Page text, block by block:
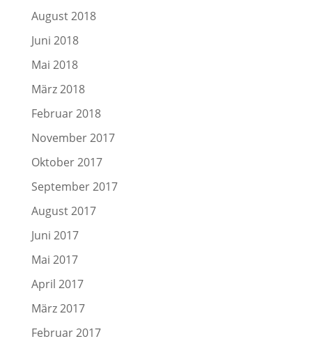
August 2018
Juni 2018
Mai 2018
März 2018
Februar 2018
November 2017
Oktober 2017
September 2017
August 2017
Juni 2017
Mai 2017
April 2017
März 2017
Februar 2017